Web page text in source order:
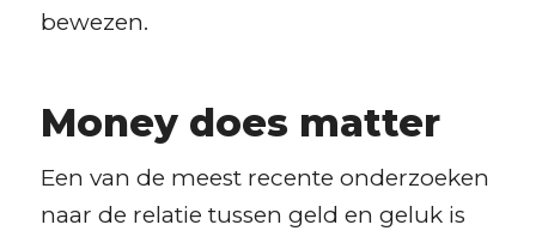
bewezen.
Money does matter
Een van de meest recente onderzoeken
naar de relatie tussen geld en geluk is